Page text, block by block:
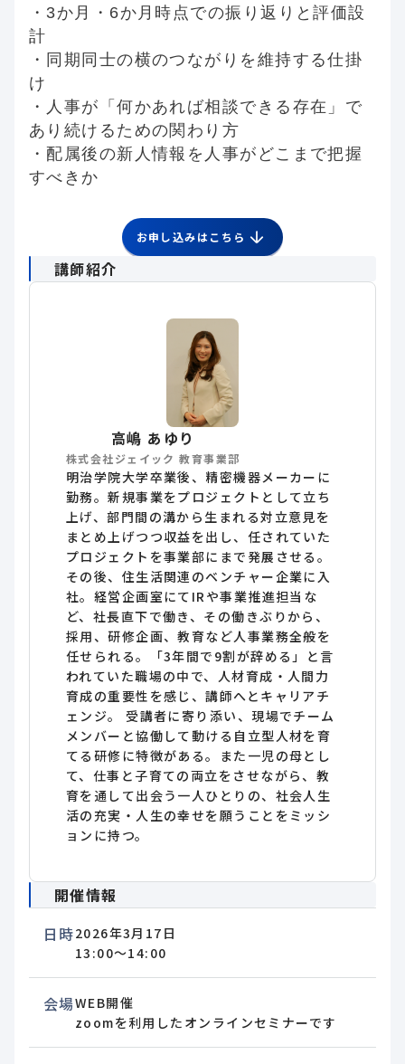
・3か月・6か月時点での振り返りと評価設
計
・同期同士の横のつながりを維持する仕掛
け
・人事が「何かあれば相談できる存在」で
あり続けるための関わり方
・配属後の新人情報を人事がどこまで把握
すべきか
お申し込みはこちら
講師紹介
高嶋 あゆり
株式会社ジェイック 教育事業部
明治学院大学卒業後、精密機器メーカーに
勤務。新規事業をプロジェクトとして立ち
上げ、部門間の溝から生まれる対立意見を
まとめ上げつつ収益を出し、任されていた
プロジェクトを事業部にまで発展させる。
その後、住生活関連のベンチャー企業に入
社。経営企画室にてIRや事業推進担当な
ど、社長直下で働き、その働きぶりから、
採用、研修企画、教育など人事業務全般を
任せられる。「3年間で9割が辞める」と言
われていた職場の中で、人材育成・人間力
育成の重要性を感じ、講師へとキャリアチ
ェンジ。 受講者に寄り添い、現場でチーム
メンバーと協働して動ける自立型人材を育
てる研修に特徴がある。また一児の母とし
て、仕事と子育ての両立をさせながら、教
育を通して出会う一人ひとりの、社会人生
活の充実・人生の幸せを願うことをミッシ
ョンに持つ。
開催情報
日時2026年3月17日
13:00～14:00
会場WEB開催
zoomを利用したオンラインセミナーです